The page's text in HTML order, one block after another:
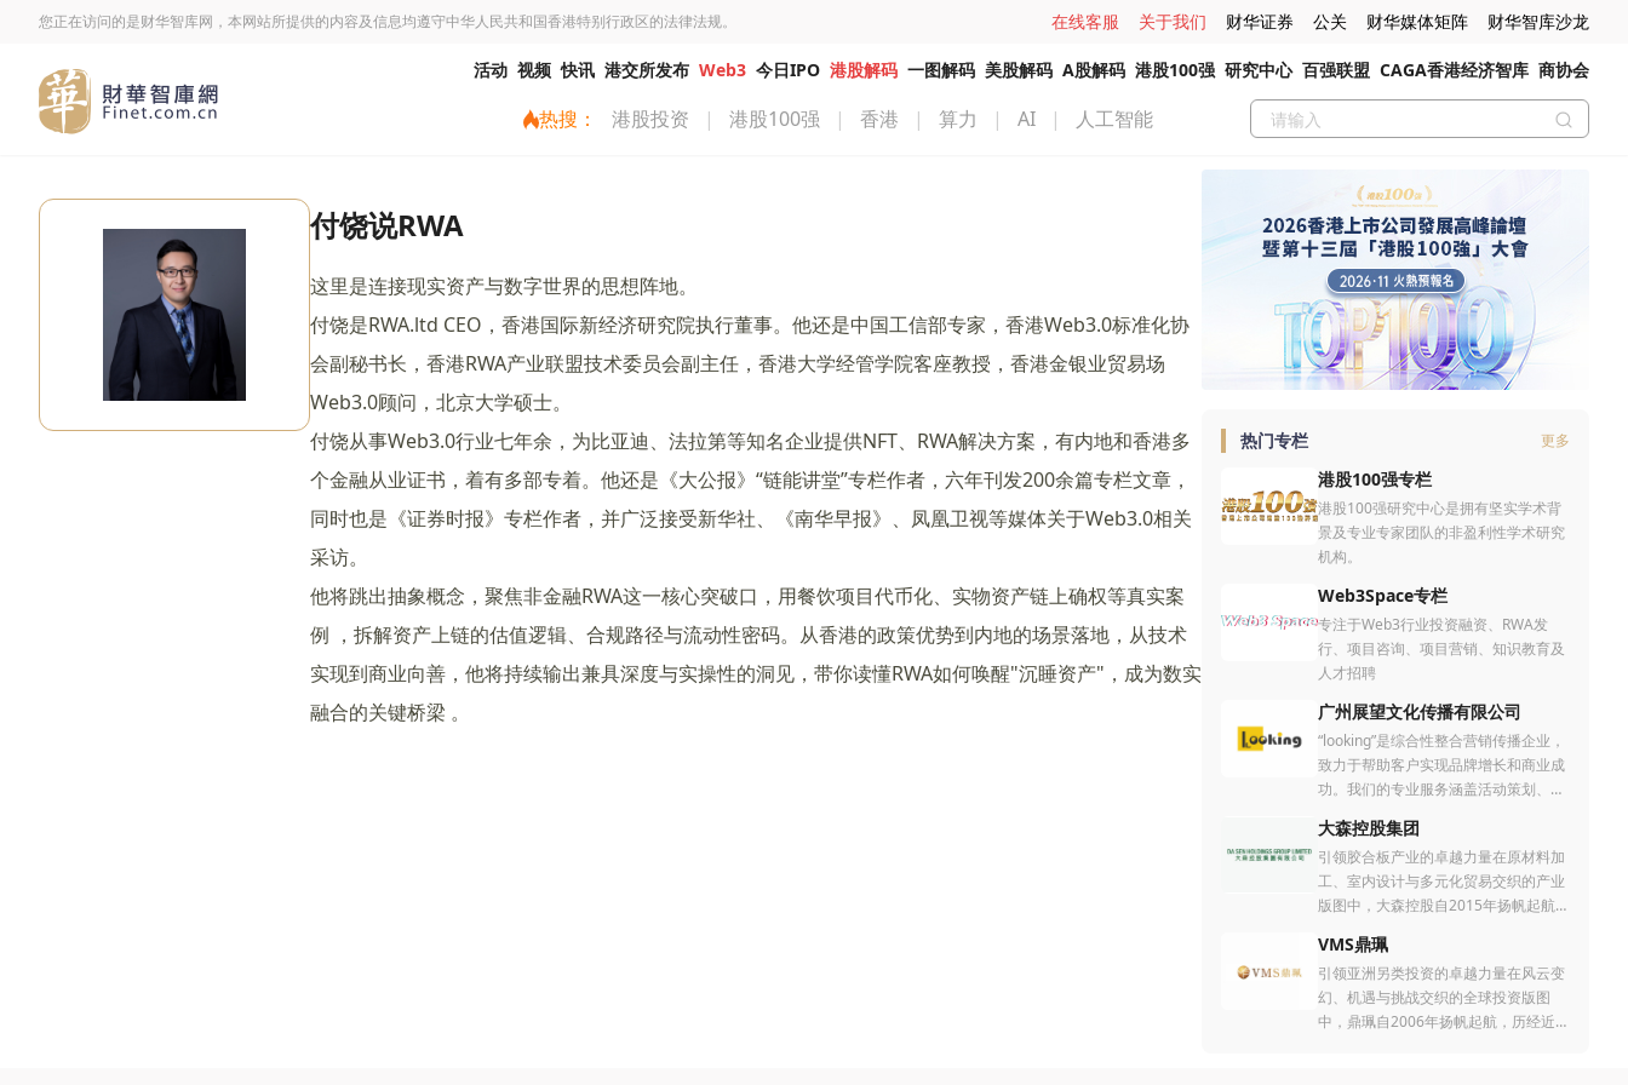
您正在访问的是财华智库网，本网站所提供的内容及信息均遵守中华人民共和国香港特别行政区的法律法规。 在线客服 关于我们 财华证券 公关 财华媒体矩阵 财华智库沙龙
活动 视频 快讯 港交所发布 Web3 今日IPO 港股解码 一图解码 美股解码 A股解码 港股100强 研究中心 百强联盟 CAGA香港经济智库 商协会
热搜： 港股投资 | 港股100强 | 香港 | 算力 | AI | 人工智能
付饶说RWA
这里是连接现实资产与数字世界的思想阵地。
付饶是RWA.ltd CEO，香港国际新经济研究院执行董事。他还是中国工信部专家，香港Web3.0标准化协
会副秘书长，香港RWA产业联盟技术委员会副主任，香港大学经管学院客座教授，香港金银业贸易场
Web3.0顾问，北京大学硕士。
付饶从事Web3.0行业七年余，为比亚迪、法拉第等知名企业提供NFT、RWA解决方案，有内地和香港多
个金融从业证书，着有多部专着。他还是《大公报》“链能讲堂”专栏作者，六年刊发200余篇专栏文章，
同时也是《证券时报》专栏作者，并广泛接受新华社、《南华早报》、凤凰卫视等媒体关于Web3.0相关
采访。
他将跳出抽象概念，聚焦非金融RWA这一核心突破口，用餐饮项目代币化、实物资产链上确权等真实案
例 ，拆解资产上链的估值逻辑、合规路径与流动性密码。从香港的政策优势到内地的场景落地，从技术
实现到商业向善，他将持续输出兼具深度与实操性的洞见，带你读懂RWA如何唤醒"沉睡资产"，成为数实
融合的关键桥梁 。
热门专栏 更多
港股100强专栏
港股100强研究中心是拥有坚实学术背
景及专业专家团队的非盈利性学术研究
机构。
Web3Space专栏
专注于Web3行业投资融资、RWA发
行、项目咨询、项目营销、知识教育及
人才招聘
广州展望文化传播有限公司
“looking”是综合性整合营销传播企业，
致力于帮助客户实现品牌增长和商业成
功。我们的专业服务涵盖活动策划、广
销设计、会议及展览服务、公关咨询等
多个领域。我们的团队拥有丰富的市场
运作经验，具备业界领先的创意策划能
力和执行力，为客户量身定制个性化解
决方案。 自2018年成立以来，我们一
直秉承着创新的理念和独特的品牌营销
策略，不断追求卓越，以客户的口碑来
塑造我们的品牌。
大森控股集团
引领胶合板产业的卓越力量在原材料加
工、室内设计与多元化贸易交织的产业
版图中，大森控股自2015年扬帆起航，
胶合板产品领域中一颗璀璨夺目的明
星。作为一家专注于木材深加工与综合
服务的专业机构，我们凭借深厚的专业
底蕴、前瞻性的战略目光和稳健的经营
VMS鼎珮
引领亚洲另类投资的卓越力量在风云变
幻、机遇与挑战交织的全球投资版图
中，鼎珮自2006年扬帆起航，历经近二